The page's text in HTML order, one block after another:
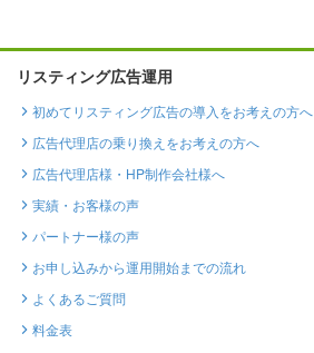
リスティング広告運用
初めてリスティング広告の導入をお考えの方へ
広告代理店の乗り換えをお考えの方へ
広告代理店様・HP制作会社様へ
実績・お客様の声
パートナー様の声
お申し込みから運用開始までの流れ
よくあるご質問
料金表